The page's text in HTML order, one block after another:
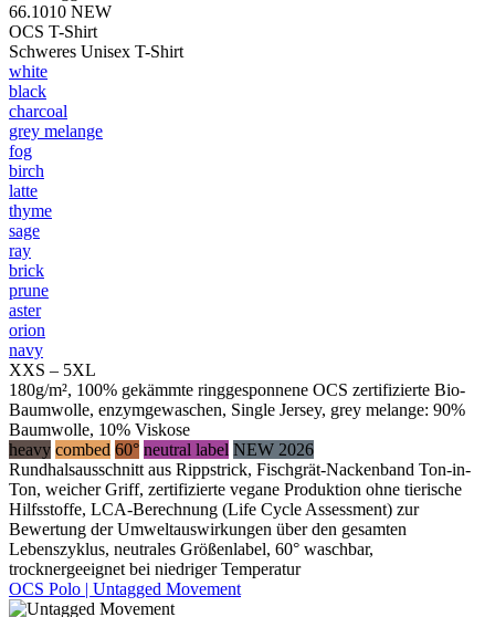
66.1010 NEW
OCS T-Shirt
Schweres Unisex T-Shirt
white
black
charcoal
grey melange
fog
birch
latte
thyme
sage
ray
brick
prune
aster
orion
navy
XXS – 5XL
180g/m², 100% gekämmte ringgesponnene OCS zertifizierte Bio-
Baumwolle, enzymgewaschen, Single Jersey, grey melange: 90%
Baumwolle, 10% Viskose
heavy combed 60° neutral label NEW 2026
Rundhalsausschnitt aus Rippstrick, Fischgrät-Nackenband Ton-in-
Ton, weicher Griff, zertifizierte vegane Produktion ohne tierische
Hilfsstoffe, LCA-Berechnung (Life Cycle Assessment) zur
Bewertung der Umweltauswirkungen über den gesamten
Lebenszyklus, neutrales Größenlabel, 60° waschbar,
trocknergeeignet bei niedriger Temperatur
OCS Polo | Untagged Movement